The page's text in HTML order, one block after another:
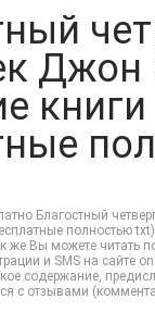
Джон
книги
Благостный
полностью
же Вы можете читать
и SMS на сайте
содержание,
с отзывами